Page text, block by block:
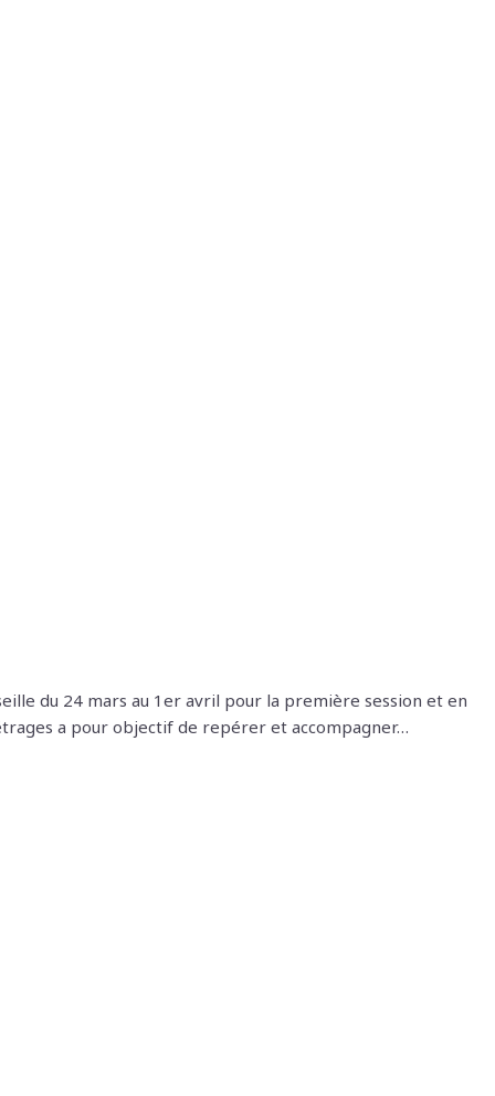
du 24 mars au 1er avril pour la première session et en
a pour objectif de repérer et accompagner…